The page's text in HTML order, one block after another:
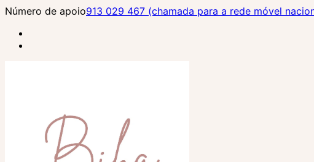
Skip
content
(Press
Número de apoio913 029 467 (chamada para a rede móvel